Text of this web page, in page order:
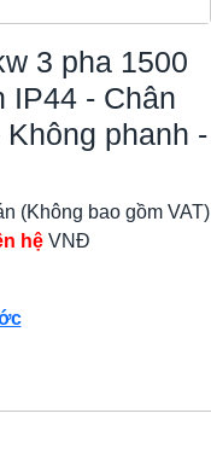
3 pha 1500
IP44 - Chân
Không phanh -
(Không bao gồm VAT)
hệ VNĐ